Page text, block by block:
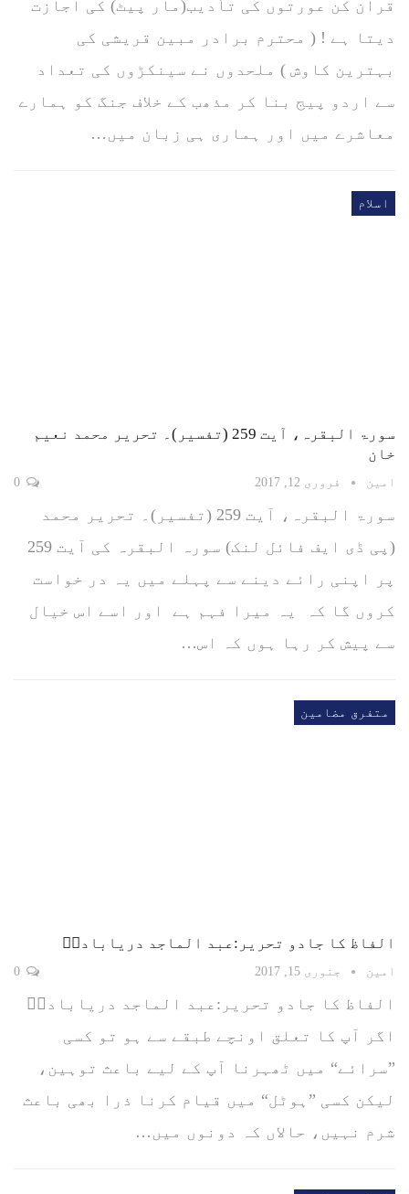
قرآن کن عورتوں کی تأدیب(مار پیٹ) کی اجازت
دیتا ہے ! ( محترم برادر مبین قریشی کی
بہترین کاوش ) ملحدوں نے سینکڑوں کی تعداد
سے اردو پیج بنا کر مذھب کے خلاف جنگ کو ہمارے
معاشرے میں اور ہماری ہی زبان میں…
اسلام
سورۃ البقرہ، آیت 259 (تفسیر)۔ تحریر محمد نعیم
خان
امین فروری 12, 2017
سورۃ البقرہ، آیت 259 (تفسیر)۔ تحریر محمد
(پی ڈی ایف فائل لنک) سورہ البقرہ کی آیت 259
پر اپنی رائے دینے سے پہلے میں یہ در خواست
کروں گا کہ یہ میرا فہم ہے اور اسے اس خیال
سے پیش کر رہا ہوں کہ اس…
متفرق مضامین
الفاظ کا جادو تحریر:عبد الماجد دریابادیؒ
امین جنوری 15, 2017
الفاظ کا جادو تحریر:عبد الماجد دریابادیؒ
اگر آپ کا تعلق اونچے طبقے سے ہو تو کسی
”سرائے“ میں ٹھہرنا آپ کے لیے باعث توہین،
لیکن کسی ”ہوٹل“ میں قیام کرنا ذرا بھی باعث
شرم نہیں، حالاں کہ دونوں میں…